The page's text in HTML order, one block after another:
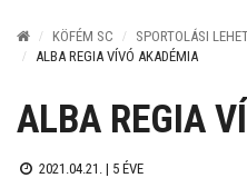
KÖFÉM SC SPORTOLÁSI
ALBA REGIA VÍVÓ AKADÉMIA
ALBA REGIA
2021.04.21. | 5 ÉVE